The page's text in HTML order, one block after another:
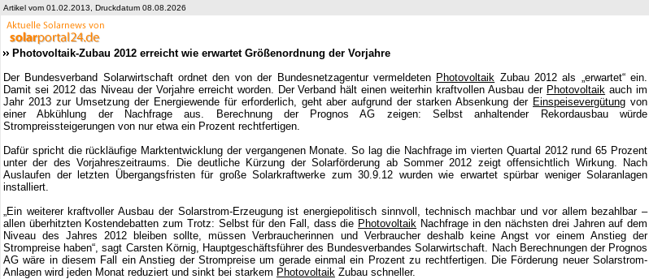
Artikel vom 01.02.2013, Druckdatum 08.08.2026
Photovoltaik-Zubau 2012 erreicht wie erwartet Größenordnung der Vorjahre
Der Bundesverband Solarwirtschaft ordnet den von der Bundesnetzagentur vermeldeten Photovoltaik Zubau 2012 als „erwartet“ ein.
Damit sei 2012 das Niveau der Vorjahre erreicht worden. Der Verband hält einen weiterhin kraftvollen Ausbau der Photovoltaik auch im
Jahr 2013 zur Umsetzung der Energiewende für erforderlich, geht aber aufgrund der starken Absenkung der Einspeisevergütung von
einer Abkühlung der Nachfrage aus. Berechnung der Prognos AG zeigen: Selbst anhaltender Rekordausbau würde
Strompreissteigerungen von nur etwa ein Prozent rechtfertigen.
Dafür spricht die rückläufige Marktentwicklung der vergangenen Monate. So lag die Nachfrage im vierten Quartal 2012 rund 65 Prozent
unter der des Vorjahreszeitraums. Die deutliche Kürzung der Solarförderung ab Sommer 2012 zeigt offensichtlich Wirkung. Nach
Auslaufen der letzten Übergangsfristen für große Solarkraftwerke zum 30.9.12 wurden wie erwartet spürbar weniger Solaranlagen
installiert.
„Ein weiterer kraftvoller Ausbau der Solarstrom-Erzeugung ist energiepolitisch sinnvoll, technisch machbar und vor allem bezahlbar –
allen überhitzten Kostendebatten zum Trotz: Selbst für den Fall, dass die Photovoltaik Nachfrage in den nächsten drei Jahren auf dem
Niveau des Jahres 2012 bleiben sollte, müssen Verbraucherinnen und Verbraucher deshalb keine Angst vor einem Anstieg der
Strompreise haben“, sagt Carsten Körnig, Hauptgeschäftsführer des Bundesverbandes Solarwirtschaft. Nach Berechnungen der Prognos
AG wäre in diesem Fall ein Anstieg der Strompreise um gerade einmal ein Prozent zu rechtfertigen. Die Förderung neuer Solarstrom-
Anlagen wird jeden Monat reduziert und sinkt bei starkem Photovoltaik Zubau schneller.